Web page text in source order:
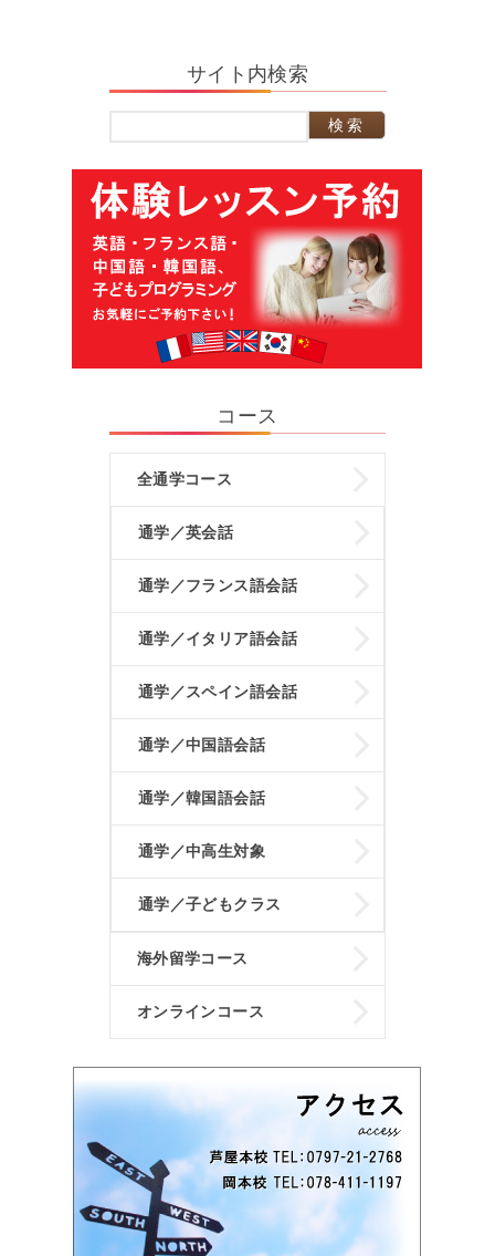
サイト内検索
コース
全通学コース
通学／英会話
通学／フランス語会話
通学／イタリア語会話
通学／スペイン語会話
通学／中国語会話
通学／韓国語会話
通学／中高生対象
通学／子どもクラス
海外留学コース
オンラインコース